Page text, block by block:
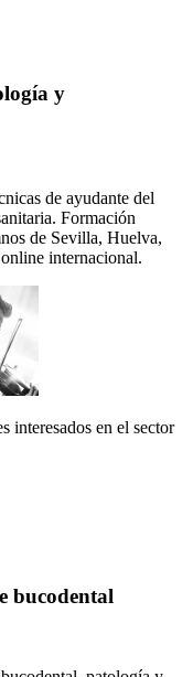
y
de ayudante del
Formación
de Sevilla, Huelva,
internacional.
interesados en el sector
bucodental